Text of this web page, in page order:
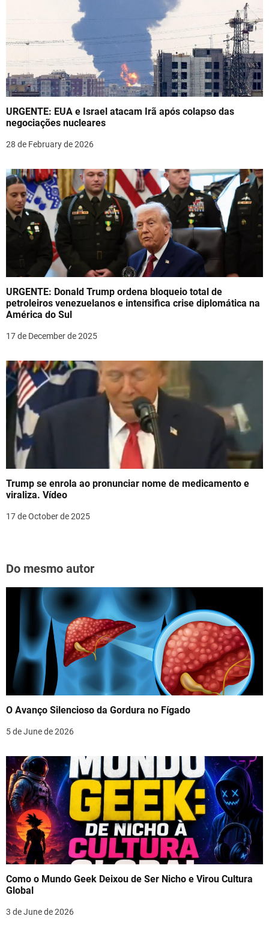
i
a
t
i
o
n
URGENTE: EUA e Israel atacam Irã após colapso das
negociações nucleares
28 de February de 2026
URGENTE: Donald Trump ordena bloqueio total de
petroleiros venezuelanos e intensifica crise diplomática na
América do Sul
17 de December de 2025
Trump se enrola ao pronunciar nome de medicamento e
viraliza. Vídeo
17 de October de 2025
Do mesmo autor
O Avanço Silencioso da Gordura no Fígado
5 de June de 2026
Como o Mundo Geek Deixou de Ser Nicho e Virou Cultura
Global
3 de June de 2026